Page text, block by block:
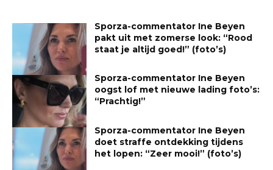
Sporza-commentator Ine Beyen
pakt uit met zomerse look: “Rood
staat je altijd goed!” (foto’s)
Sporza-commentator Ine Beyen
oogst lof met nieuwe lading foto’s:
“Prachtig!”
Sporza-commentator Ine Beyen
doet straffe ontdekking tijdens
het lopen: “Zeer mooi!” (foto’s)